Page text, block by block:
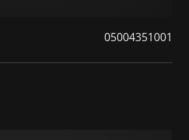
05004351001